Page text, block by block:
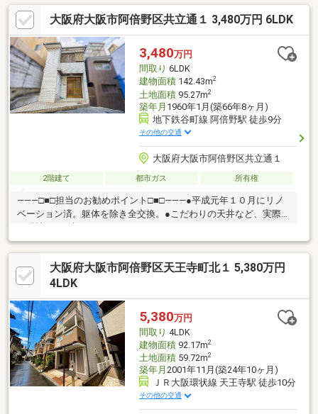
新調クロス全て貼替、フロアタイル貼替、CF貼替建具一部新調、
室内一部塗装、網戸一部貼替畳表替、襖貼替、障子貼替、洗い工
事一式！・人気の天王寺区エリア！・全室窓あり！・住環境良
好・安心の住宅保証付◇レスポンスは迅速に◇交渉は全力です◆‐
多忙なお客様の「面倒だな」をフルサポート致します‐◆「とりあ
えず見たい」「他社の物件もまとめて見てみ
大阪府大阪市阿倍野区共立通１ 3,480万円 6LDK
3,480万円
間取り 6LDK
建物面積142.43m2
土地面積95.27m2
築年月 1960年1月(築66年8ヶ月)
地下鉄谷町線 阿倍野駅 徒歩9分
その他の交通
大阪府大阪市阿倍野区共立通１
2階建て 都市ガス 所有権
―――□■□担当のお勧めポイント□■□―――●平成元年１０月にリノ
ベーション済。躯体を除き全交換。●こだわりの天井など、実際
大阪府大阪市阿倍野区天王寺町北１ 5,380万円
4LDK
5,380万円
間取り 4LDK
建物面積92.17m2
土地面積59.72m2
築年月 2001年11月(築24年10ヶ月)
ＪＲ大阪環状線 天王寺駅 徒歩10分
その他の交通